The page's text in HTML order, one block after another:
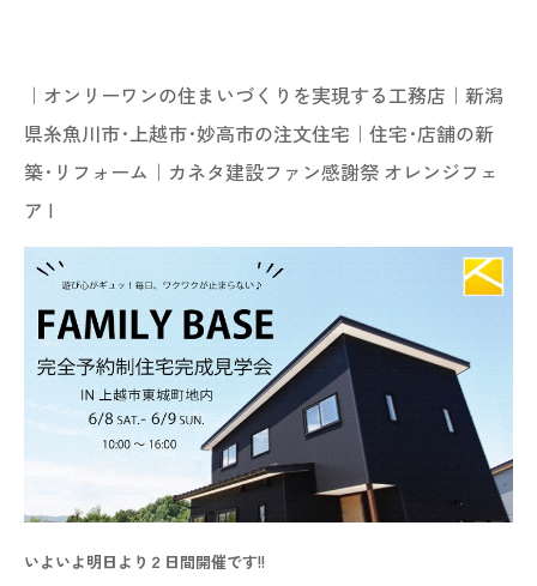
｜オンリーワンの住まいづくりを実現する工務店｜新潟
県糸魚川市･上越市･妙高市の注文住宅｜住宅･店舗の新
築･リフォーム｜ カネタ建設ファン感謝祭 オレンジフェ
ア |
いよいよ明日より２日間開催です!!